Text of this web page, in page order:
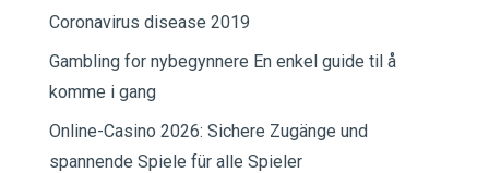
Coronavirus disease 2019
Gambling for nybegynnere En enkel guide til å
komme i gang
Online-Casino 2026: Sichere Zugänge und
spannende Spiele für alle Spieler